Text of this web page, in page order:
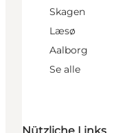
Skagen
Læsø
Aalborg
Se alle
Nützliche Links